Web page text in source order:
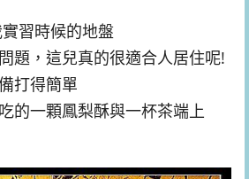
習時候的地盤
題，這兒真的很適合人居住呢!
打得簡單
的一顆鳳梨酥與一杯茶端上